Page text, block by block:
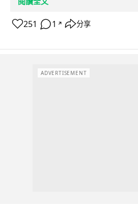
251 1 ↗ 分享
ADVERTISEMENT